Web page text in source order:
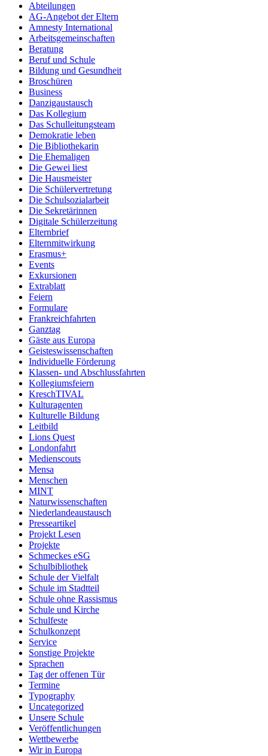
Abteilungen
AG-Angebot der Eltern
Amnesty International
Arbeitsgemeinschaften
Beratung
Beruf und Schule
Bildung und Gesundheit
Broschüren
Business
Danzigaustausch
Das Kollegium
Das Schulleitungsteam
Demokratie leben
Die Bibliothekarin
Die Ehemaligen
Die Gewei liest
Die Hausmeister
Die Schülervertretung
Die Schulsozialarbeit
Die Sekretärinnen
Digitale Schülerzeitung
Elternbrief
Elternmitwirkung
Erasmus+
Events
Exkursionen
Extrablatt
Feiern
Formulare
Frankreichfahrten
Ganztag
Gäste aus Europa
Geisteswissenschaften
Individuelle Förderung
Klassen- und Abschlussfahrten
Kollegiumsfeiern
KreschTIVAL
Kulturagenten
Kulturelle Bildung
Leitbild
Lions Quest
Londonfahrt
Medienscouts
Mensa
Menschen
MINT
Naturwissenschaften
Niederlandeaustausch
Presseartikel
Projekt Lesen
Projekte
Schmeckes eSG
Schulbibliothek
Schule der Vielfalt
Schule im Stadtteil
Schule ohne Rassismus
Schule und Kirche
Schulfeste
Schulkonzept
Service
Sonstige Projekte
Sprachen
Tag der offenen Tür
Termine
Typography
Uncategorized
Unsere Schule
Veröffentlichungen
Wettbewerbe
Wir in Europa